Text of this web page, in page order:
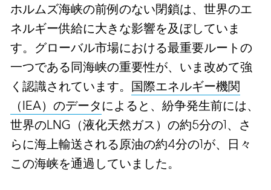
ホルムズ海峡の前例のない閉鎖は、世界のエ
ネルギー供給に大きな影響を及ぼしていま
す。グローバル市場における最重要ルートの
一つである同海峡の重要性が、いま改めて強
く認識されています。 国際エネルギー機関
（IEA）のデータによると、紛争発生前には、
世界のLNG（液化天然ガス）の約5分の1、さ
らに海上輸送される原油の約4分の1が、日々
この海峡を通過していました。